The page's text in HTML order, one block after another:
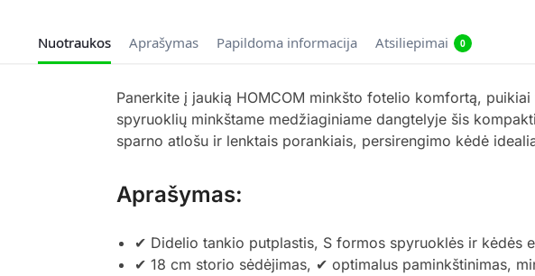
Nuotraukos Aprašymas Papildoma informacija Atsiliepimai 0
Panerkite į jaukią HOMCOM minkšto fotelio komfortą,
spyruoklių minkštame medžiaginiame dangtelyje šis
sparno atlošu ir lenktais porankiais, persirengimo kėdė
Aprašymas:
✔ Didelio tankio putplastis, S formos spyruoklės ir kėdės
✔ 18 cm storio sėdėjimas, ✔ optimalus paminkštinimas,